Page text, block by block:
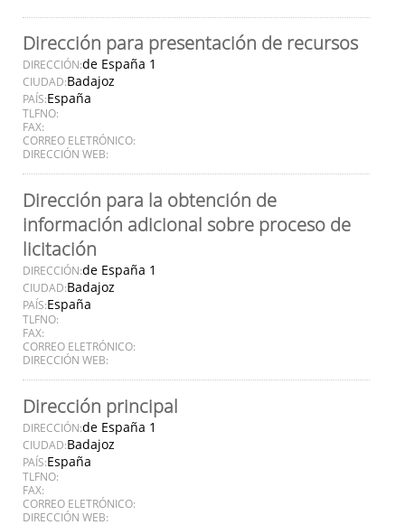
Dirección para presentación de recursos
DIRECCIÓN:de España 1
CIUDAD:Badajoz
PAÍS:España
TLFNO:
FAX:
CORREO ELETRÓNICO:
DIRECCIÓN WEB:
Dirección para la obtención de
información adicional sobre proceso de
licitación
DIRECCIÓN:de España 1
CIUDAD:Badajoz
PAÍS:España
TLFNO:
FAX:
CORREO ELETRÓNICO:
DIRECCIÓN WEB:
Dirección principal
DIRECCIÓN:de España 1
CIUDAD:Badajoz
PAÍS:España
TLFNO:
FAX:
CORREO ELETRÓNICO:
DIRECCIÓN WEB: